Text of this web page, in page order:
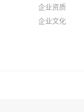
企业资质
企业文化